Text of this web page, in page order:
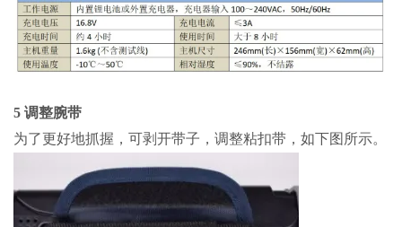
5 调整腕带
为了更好地抓握，可剥开带子，调整粘扣带，如下图所示。